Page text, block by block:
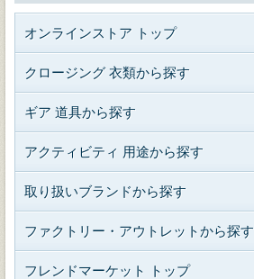
オンラインストア トップ
クロージング 衣類から探す
ギア 道具から探す
アクティビティ 用途から探す
取り扱いブランドから探す
ファクトリー・アウトレットから探す
フレンドマーケット トップ